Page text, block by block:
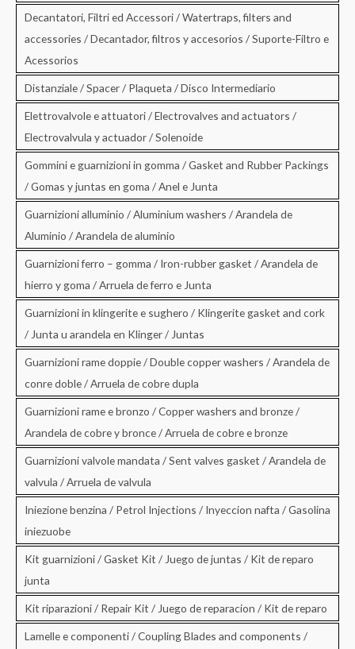
Decantatori, Filtri ed Accessori / Watertraps, filters and
accessories / Decantador, filtros y accesorios / Suporte-Filtro e
Acessorios
Distanziale / Spacer / Plaqueta / Disco Intermediario
Elettrovalvole e attuatori / Electrovalves and actuators /
Electrovalvula y actuador / Solenoide
Gommini e guarnizioni in gomma / Gasket and Rubber Packings
/ Gomas y juntas en goma / Anel e Junta
Guarnizioni alluminio / Aluminium washers / Arandela de
Aluminio / Arandela de aluminio
Guarnizioni ferro – gomma / Iron-rubber gasket / Arandela de
hierro y goma / Arruela de ferro e Junta
Guarnizioni in klingerite e sughero / Klingerite gasket and cork
/ Junta u arandela en Klinger / Juntas
Guarnizioni rame doppie / Double copper washers / Arandela de
conre doble / Arruela de cobre dupla
Guarnizioni rame e bronzo / Copper washers and bronze /
Arandela de cobre y bronce / Arruela de cobre e bronze
Guarnizioni valvole mandata / Sent valves gasket / Arandela de
valvula / Arruela de valvula
Iniezione benzina / Petrol Injections / Inyeccion nafta / Gasolina
iniezuobe
Kit guarnizioni / Gasket Kit / Juego de juntas / Kit de reparo
junta
Kit riparazioni / Repair Kit / Juego de reparacion / Kit de reparo
Lamelle e componenti / Coupling Blades and components /